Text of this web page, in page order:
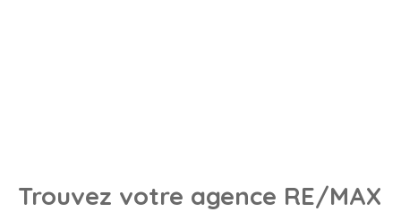
Trouvez votre agence RE/MAX